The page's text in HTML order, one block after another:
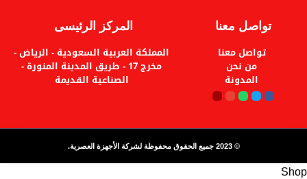
تواصل معنا
تواصل معنا
من نحن
المدونة
المركز الرئيسى
المملكة العربية السعودية - الرياض -
مخرج 17 - طريق المدينة المنورة -
الصناعية القديمة
© 2023 جميع الحقوق محفوظة لشركة الأجهزة العصرية.
Shop